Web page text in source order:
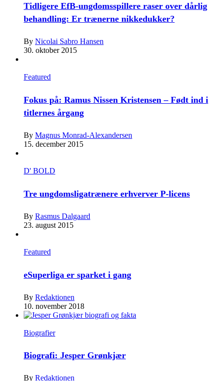
Tidligere EfB-ungdomsspillere raser over dårlig
behandling: Er trænerne nikkedukker?
By Nicolai Sabro Hansen
30. oktober 2015
Featured
Fokus på: Ramus Nissen Kristensen – Født ind i
titlernes årgang
By Magnus Monrad-Alexandersen
15. december 2015
D' BOLD
Tre ungdomsligatrænere erhverver P-licens
By Rasmus Dalgaard
23. august 2015
Featured
eSuperliga er sparket i gang
By Redaktionen
10. november 2018
Biografier
Biografi: Jesper Grønkjær
By Redaktionen